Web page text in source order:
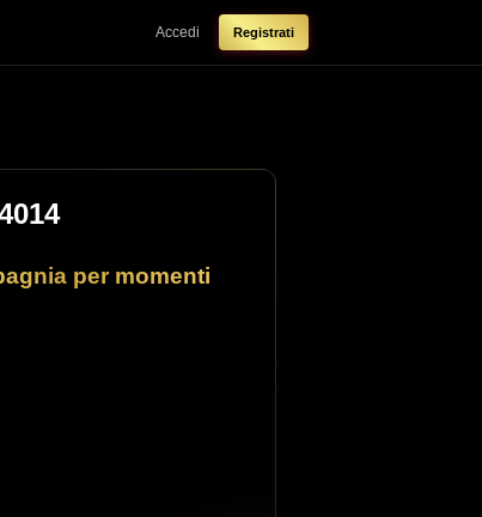
Accedi Registrati
per momenti